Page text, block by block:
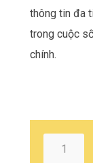
thông tin đa
trong cuộc
chính.